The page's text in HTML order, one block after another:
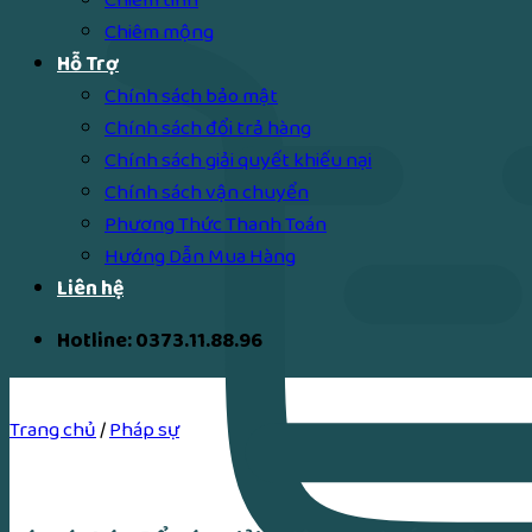
Chiêm mộng
Hỗ Trợ
Chính sách bảo mật
Chính sách đổi trả hàng
Chính sách giải quyết khiếu nại
Chính sách vận chuyển
Phương Thức Thanh Toán
Hướng Dẫn Mua Hàng
Liên hệ
Hotline: 0373.11.88.96
Trang chủ/Pháp sự